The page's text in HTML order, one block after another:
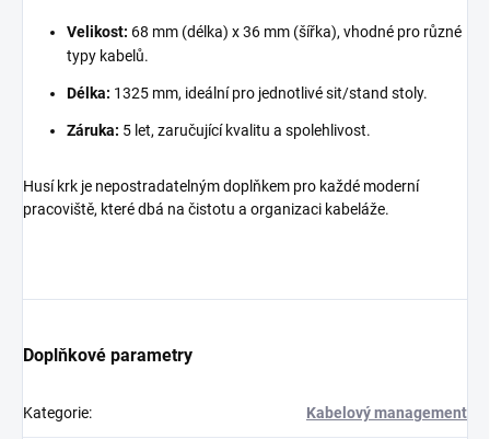
Velikost: 68 mm (délka) x 36 mm (šířka), vhodné pro různé
typy kabelů.
Délka: 1325 mm, ideální pro jednotlivé sit/stand stoly.
Záruka: 5 let, zaručující kvalitu a spolehlivost.
Husí krk je nepostradatelným doplňkem pro každé moderní
pracoviště, které dbá na čistotu a organizaci kabeláže.
Doplňkové parametry
Kategorie: Kabelový management